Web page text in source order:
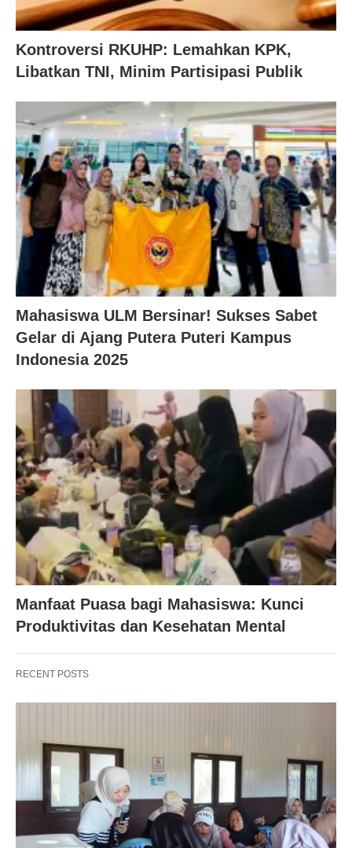
Kontroversi RKUHP: Lemahkan KPK,
Libatkan TNI, Minim Partisipasi Publik
Mahasiswa ULM Bersinar! Sukses Sabet
Gelar di Ajang Putera Puteri Kampus
Indonesia 2025
Manfaat Puasa bagi Mahasiswa: Kunci
Produktivitas dan Kesehatan Mental
RECENT POSTS